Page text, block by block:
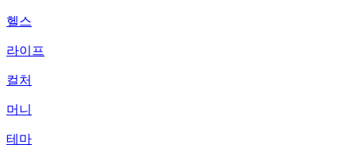
헬스
라이프
컬처
머니
테마